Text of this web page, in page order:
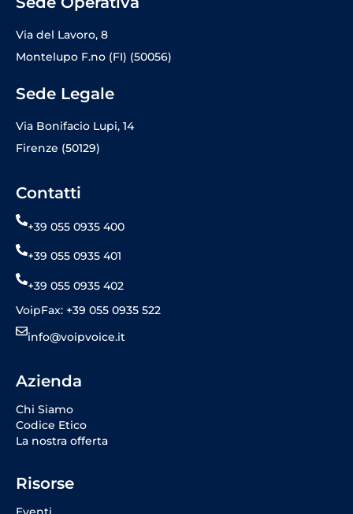
Via del Lavoro, 8
Montelupo F.no (FI) (50056)
Sede Legale
Via Bonifacio Lupi, 14
Firenze (50129)
Contatti
+39 055 0935 400
+39 055 0935 401
+39 055 0935 402
VoipFax: +39 055 0935 522
info@voipvoice.it
Azienda
Chi Siamo
Codice Etico
La nostra offerta
Risorse